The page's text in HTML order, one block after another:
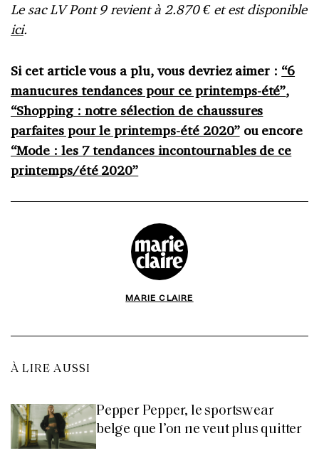
Le sac LV Pont 9 revient à 2.870 € et est disponible
ici.
Si cet article vous a plu, vous devriez aimer : “6
manucures tendances pour ce printemps-été”,
“Shopping : notre sélection de chaussures
parfaites pour le printemps-été 2020”ou encore
“Mode : les 7 tendances incontournables de ce
printemps/été 2020”
MARIE CLAIRE
À LIRE AUSSI
Pepper Pepper, le sportswear
belge que l’on ne veut plus quitter